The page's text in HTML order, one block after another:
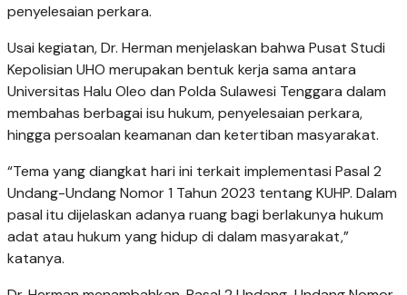
penyelesaian perkara.
Usai kegiatan, Dr. Herman menjelaskan bahwa Pusat Studi
Kepolisian UHO merupakan bentuk kerja sama antara
Universitas Halu Oleo dan Polda Sulawesi Tenggara dalam
membahas berbagai isu hukum, penyelesaian perkara,
hingga persoalan keamanan dan ketertiban masyarakat.
“Tema yang diangkat hari ini terkait implementasi Pasal 2
Undang-Undang Nomor 1 Tahun 2023 tentang KUHP. Dalam
pasal itu dijelaskan adanya ruang bagi berlakunya hukum
adat atau hukum yang hidup di dalam masyarakat,”
katanya.